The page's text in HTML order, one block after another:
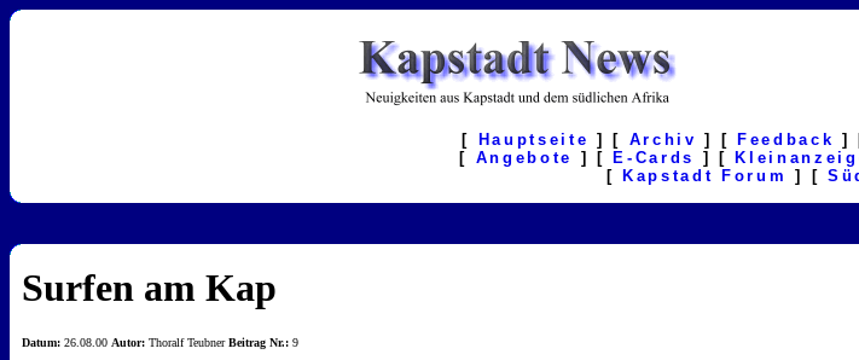
[ Hauptseite ] [ Archiv ] [ Feedback ]
[ Angebote ] [ E-Cards ] [
[
Kapstadt Forum ] [
Surfen am Kap
Datum: 26.08.00 Autor: Thoralf TeubnerBeitrag Nr.: 9